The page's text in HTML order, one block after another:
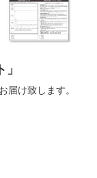
届け致します。